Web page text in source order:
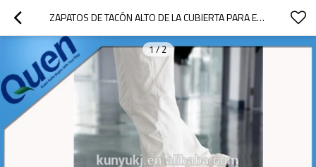
ZAPATOS DE TACÓN ALTO DE LA CUBIERTA PARA EL ZAPATO DISPENSADOR DE LA CUBIERTA
1/2